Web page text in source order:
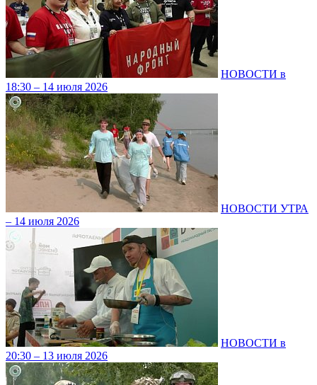
НОВОСТИ в
18:30 – 14 июля 2026
НОВОСТИ УТРА
– 14 июля 2026
НОВОСТИ в
20:30 – 13 июля 2026